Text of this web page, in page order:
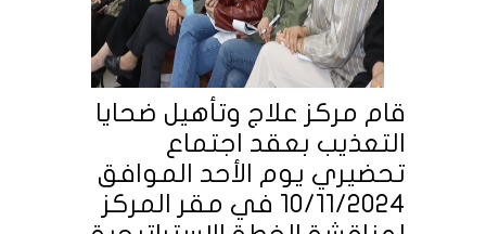
قام مركز علاج وتأهيل ضحايا
التعذيب بعقد اجتماع
تحضيري يوم الأحد الموافق
10/11/2024 في مقر المركز